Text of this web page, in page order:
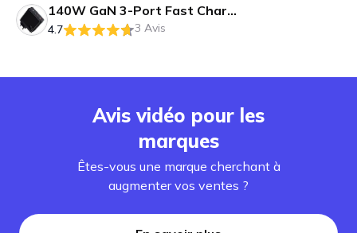
140W GaN 3-Port Fast Charger
4.7 3 Avis
Avis vidéo pour les
marques
Êtes-vous une marque cherchant à
augmenter vos ventes ?